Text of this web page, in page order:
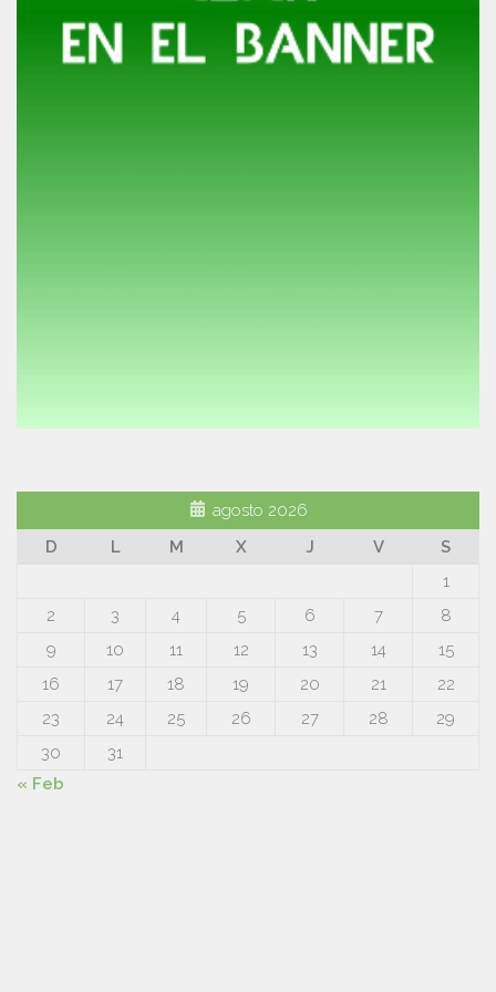
agosto 2026
D
L M X J V
S
1
2
3 4 5 6 7
8
9
10 11 12 13 14
15
16
17 18 19 20 21
22
23
24 25 26 27 28
29
30
31
« Feb